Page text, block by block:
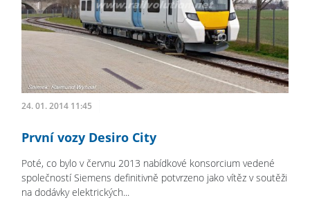
24. 01. 2014 11:45
První vozy Desiro City
Poté, co bylo v červnu 2013 nabídkové konsorcium vedené
společností Siemens definitivně potvrzeno jako vítěz v soutěži
na dodávky elektrických...